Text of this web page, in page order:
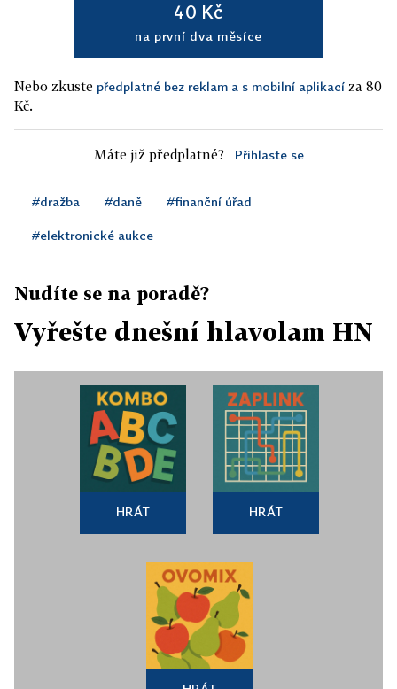
40 Kč
na první dva měsíce
Nebo zkuste předplatné bez reklam a s mobilní aplikací za 80
Kč.
Máte již předplatné? Přihlaste se
#dražba #daně #finanční úřad
#elektronické aukce
Nudíte se na poradě?
Vyřešte dnešní hlavolam HN
HRÁT HRÁT